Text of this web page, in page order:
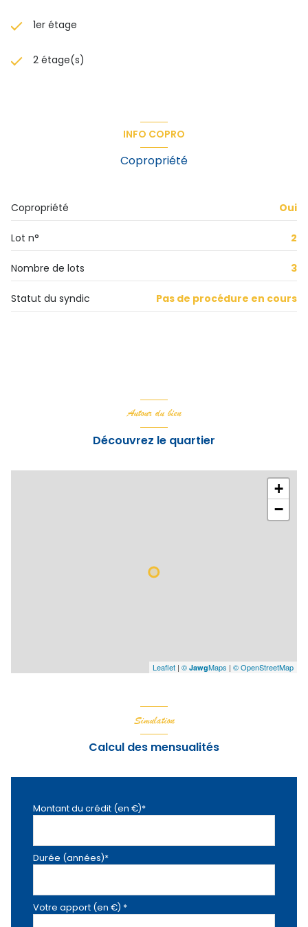
1er étage
2 étage(s)
INFO COPRO
Copropriété
Copropriété Oui
Lot n° 2
Nombre de lots 3
Statut du syndic Pas de procédure en cours
Autour du bien
Découvrez le quartier
+
−
Leaflet | © JawgMaps | © OpenStreetMap
Simulation
Calcul des mensualités
Montant du crédit (en €)*
Durée (années)*
Votre apport (en €) *